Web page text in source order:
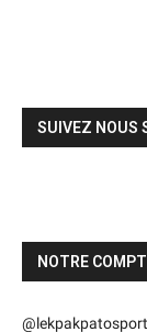
SUIVEZ NOUS
NOTRE